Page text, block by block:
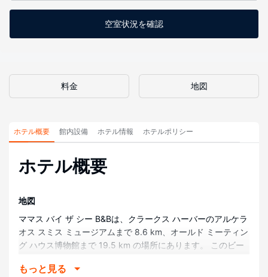
空室状況を確認
料金 地図
ホテル概要 館内設備 ホテル情報 ホテルポリシー
ホテル概要
地図
ママス バイ ザ シー B&Bは、クラークス ハーバーのアルケラ
オス スミス ミュージアムまで 8.6 km、オールド ミーティン
グ ハウス博物館まで 19.5 km の場所にあります。 このビー
タン カントリーズ軍事博物館まで 19.7 km の場所にありま
もっと見る